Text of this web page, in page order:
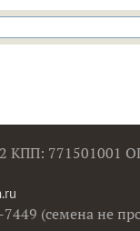
КПП: 771501001
(семена не